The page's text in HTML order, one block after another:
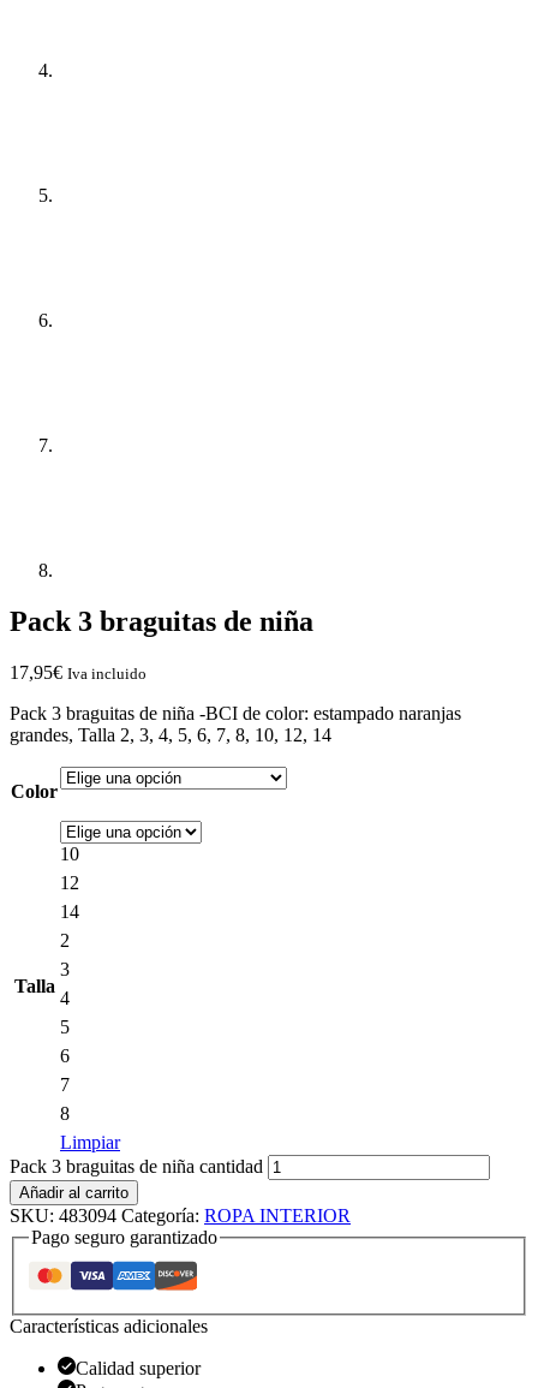
Pack 3 braguitas de niña
17,95€ Iva incluido
Pack 3 braguitas de niña -BCI de color: estampado naranjas
grandes, Talla 2, 3, 4, 5, 6, 7, 8, 10, 12, 14
Color
Talla
10
12
14
2
3
4
5
6
7
8
Limpiar
Pack 3 braguitas de niña cantidad
Añadir al carrito
SKU: 483094 Categoría: ROPA INTERIOR
Pago seguro garantizado
Características adicionales
Calidad superior